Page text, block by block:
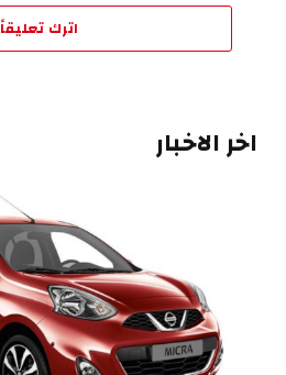
اترك تعليقاً
اخر الاخبار